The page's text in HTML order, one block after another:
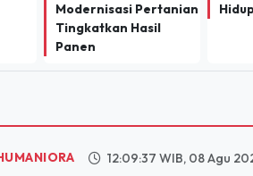
Modernisasi Pertanian
Tingkatkan Hasil
Panen
12:09:37 WIB, 08 Agu